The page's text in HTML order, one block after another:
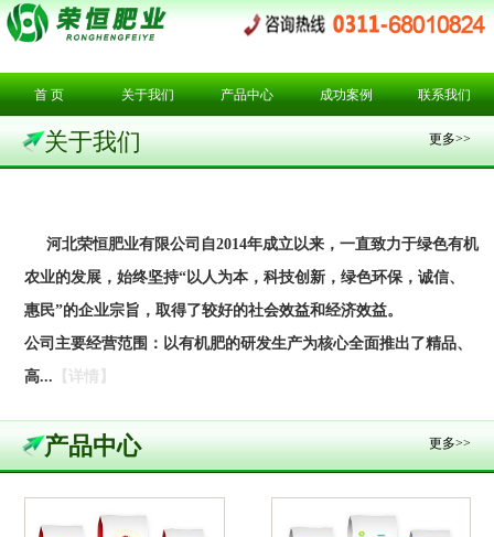
首 页 关于我们 产品中心 成功案例 联系我们
关于我们 更多>>
河北荣恒肥业有限公司自2014年成立以来，一直致力于绿色有机
农业的发展，始终坚持“以人为本，科技创新，绿色环保，诚信、
惠民”的企业宗旨，取得了较好的社会效益和经济效益。
公司主要经营范围：以有机肥的研发生产为核心全面推出了精品、
高... 【详情】
产品中心 更多>>